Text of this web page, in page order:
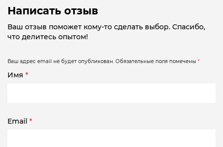
Написать отзыв
Ваш отзыв поможет кому-то сделать выбор. Спасибо,
что делитесь опытом!
Ваш адрес email не будет опубликован. Обязательные поля помечены *
Имя *
Email *